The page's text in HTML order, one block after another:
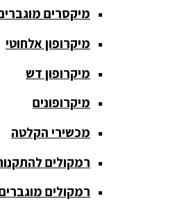
Outlet Sale
חגורת הגברה
כבלים
ומתאמים
כריזה
ומגפונים
מדונה
אלחוטית
מיקסרים מוגברים
מיקרופון אלחוטי
מיקרופון דש
מיקרופונים
מכשירי הקלטה
רמקולים להתקנות
רמקולים מוגברים